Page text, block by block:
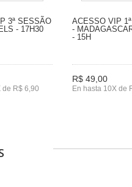
3ª SESSÃO
- 17H30
de R$ 6,90
ACESSO VIP
-
- 15H
R$ 49,00
En hasta 10X de